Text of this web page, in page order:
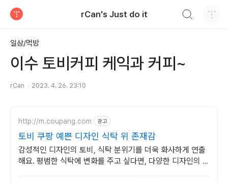
rCan's Just do it
일상/먹방
이수 토비커피 케익과 커피~
rCan 2023. 4. 26. 23:10
http://m.coupang.com 광고
토비 쿠팡 예쁜 디자인 식탁 위 존재감
감성적인 디자인의 토비, 식탁 분위기를 더욱 화사하게 연출
해요. 평범한 식탁에 변화를 주고 싶다면, 다양한 디자인의 식